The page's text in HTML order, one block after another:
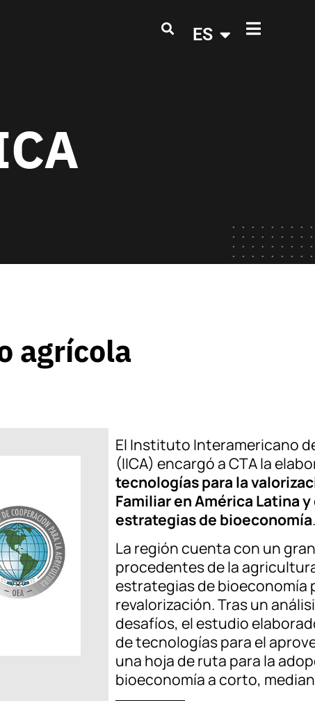
ES
agrícola
El Instituto Interamericano
(IICA) encargó a CTA la
tecnologías para la
Familiar en América Latina
estrategias de bioeconomía.
La región cuenta con un
procedentes de la
estrategias de bioeconomía
revalorización. Tras un
desafíos, el estudio
de tecnologías para el
una hoja de ruta para la
bioeconomía a corto,